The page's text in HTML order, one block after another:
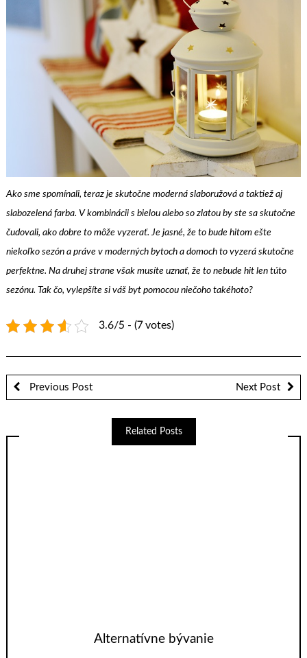
Ako sme spomínali, teraz je skutočne moderná slaboružová a taktiež aj
slabozelená farba. V kombinácii s bielou alebo so zlatou by ste sa skutočne
čudovali, ako dobre to môže vyzerať. Je jasné, že to bude hitom ešte
niekoľko sezón a práve v moderných bytoch a domoch to vyzerá skutočne
perfektne. Na druhej strane však musíte uznať, že to nebude hit len túto
sezónu. Tak čo, vylepšíte si váš byt pomocou niečoho takéhoto?
3.6/5 - (7 votes)
Previous Post Next Post
Related Posts
Alternatívne bývanie